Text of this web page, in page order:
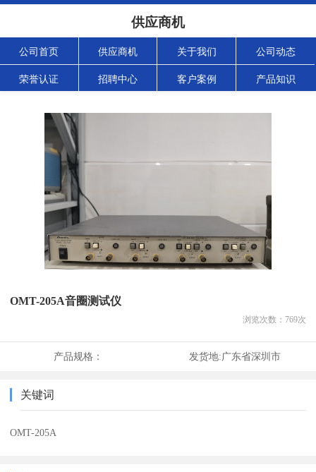
供应商机
公司首页 供应商机 关于我们 公司动态
荣誉认证 招聘中心 客户案例 产品知识
OMT-205A音圈测试仪
浏览次数： 769次
产品规格： 发货地:广东省深圳市
关键词
OMT-205A